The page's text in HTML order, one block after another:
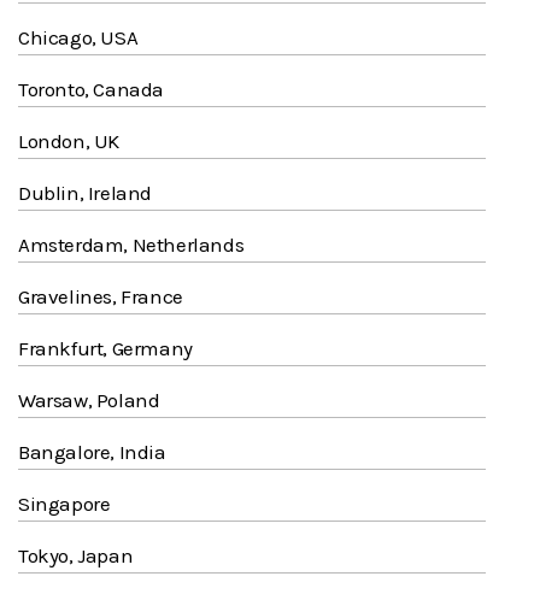
Chicago, USA
Toronto, Canada
London, UK
Dublin, Ireland
Amsterdam, Netherlands
Gravelines, France
Frankfurt, Germany
Warsaw, Poland
Bangalore, India
Singapore
Tokyo, Japan